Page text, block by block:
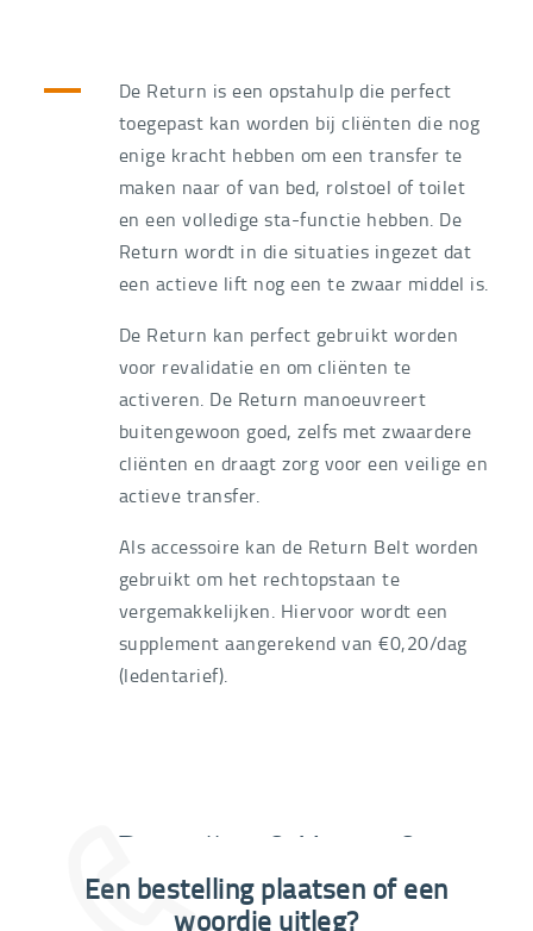
De Return is een opstahulp die perfect
toegepast kan worden bij cliënten die nog
enige kracht hebben om een transfer te
maken naar of van bed, rolstoel of toilet
en een volledige sta-functie hebben. De
Return wordt in die situaties ingezet dat
een actieve lift nog een te zwaar middel is.
De Return kan perfect gebruikt worden
voor revalidatie en om cliënten te
activeren. De Return manoeuvreert
buitengewoon goed, zelfs met zwaardere
cliënten en draagt zorg voor een veilige en
actieve transfer.
Als accessoire kan de Return Belt worden
gebruikt om het rechtopstaan te
vergemakkelijken. Hiervoor wordt een
supplement aangerekend van €0,20/dag
(ledentarief).
03 292 21 60
Een bestelling plaatsen of een
woordje uitleg?